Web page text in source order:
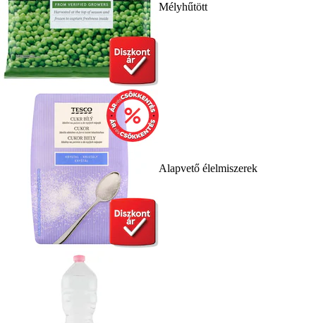
Mélyhűtött
Alapvető élelmiszerek